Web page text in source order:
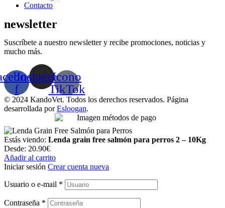
Contacto
newsletter
Suscríbete a nuestro newsletter y recibe promociones, noticias y
mucho más.
f
InstagramIcono
TikTok
© 2024 KandoVet. Todos los derechos reservados. Página
desarrollada porEsloogan.
Estás viendo: Lenda grain free salmón para perros 2 – 10Kg
Desde: 20.90€
Añadir al carrito
Iniciar sesión Crear cuenta nueva
Usuario o e-mail *
Contraseña *